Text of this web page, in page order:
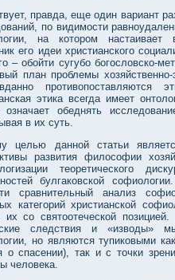
правда, еще один вариант
по видимости
на котором настаивает
его идеи христианского
– обойти сугубо богословско-
план проблемы
противопоставляются
этика всегда имеет
означает обеднять
в их суть.
целью данной статьи
развития философии
теоретического
булгаковской
сравнительный анализ
категорий христианской
их со святоотеческой
следствия и «изводы»
но являются тупиковыми
о спасении), так и с точки
человека.